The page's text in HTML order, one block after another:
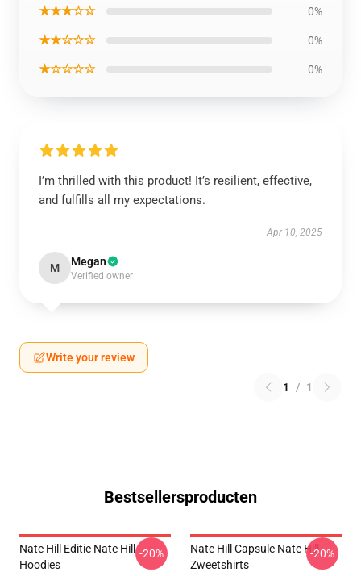
★★★☆☆ 0%
★★☆☆☆ 0%
★☆☆☆☆ 0%
I’m thrilled with this product! It’s resilient, effective,
and fulfills all my expectations.
Apr 10, 2025
M Megan
Verified owner
Write your review
1 / 1
Bestsellersproducten
Nate Hill Editie Nate Hill
Hoodies
-20%
Nate Hill Capsule Nate Hill
Zweetshirts
-20%